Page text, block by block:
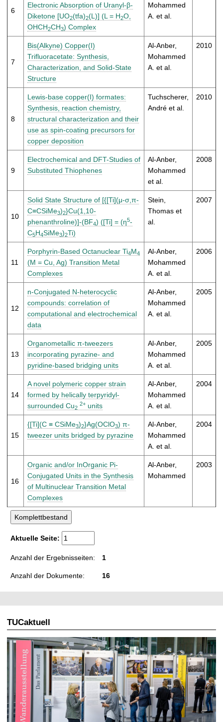
6
Electronic Absorption of Uranyl-β-
Diketone [UO2(tfa)2(L)] (L = H2O,
OHCH2CH3) Complex
Mohammed
A. et al.
7
Bis(Alkyne) Copper(I)
Trifluoracetate: Synthesis,
Characterization, and Solid-State
Structure
Al-Anber,
Mohammed
A. et al.
2010
8
Lewis-base copper(I) formates:
Synthesis, reaction chemistry,
structural characterization and their
use as spin-coating precursors for
copper deposition
Tuchscherer,
André et al.
2010
9
Electrochemical and DFT-Studies of
Substituted Thiophenes
Al-Anber,
Mohammed
et al.
2008
10
Solid State Structure of [{[Ti](μ-σ,π-
C≡CSiMe3)2}Cu(1,10-
phenanthroline)]-(BF4) ([Ti] = (η5-
C5H4SiMe3)2Ti)
Stein,
Thomas et
al.
2007
11
Porphyrin-Based Octanuclear Ti4M4
(M = Cu, Ag) Transition Metal
Complexes
Al-Anber,
Mohammed
A. et al.
2006
12
n-Conjugated N-heterocyclic
compounds: correlation of
computational and electrochemical
data
Al-Anber,
Mohammed
A. et al.
2005
13
Organometallic π-tweezers
incorporating pyrazine- and
pyridine-based bridging units
Al-Anber,
Mohammed
A. et al.
2005
14
A novel polymeric copper strain
formed by helically terpyridyl-
surrounded Cu2
2+ units
Al-Anber,
Mohammed
A. et al.
2004
15
{[Ti](C ≡ CSiMe3)2}Ag(OClO3) π-
tweezer units bridged by pyrazine
Al-Anber,
Mohammed
A. et al.
2004
16
Organic and/or InOrganic Pi-
Conjugated Units in the Synthesis
of Multinuclear Transition Metal
Complexes
Al-Anber,
Mohammed
2003
Aktuelle Seite:
Anzahl der Ergebnisseiten: 1
Anzahl der Dokumente: 16
TUCaktuell